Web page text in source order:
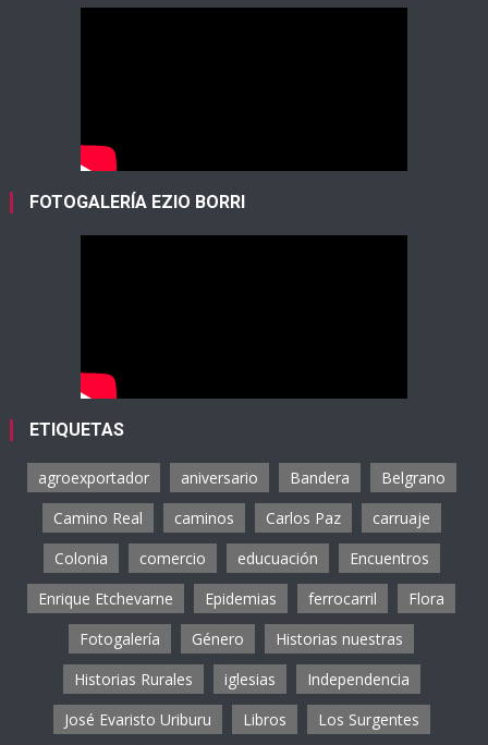
FOTOGALERÍA EZIO BORRI
ETIQUETAS
agroexportador aniversario Bandera
Belgrano
Camino Real
caminos Carlos Paz
carruaje
Colonia
comercio educuación
Encuentros
Enrique Etchevarne
Epidemias ferrocarril
Flora
Fotogalería
Género
Historias nuestras
Historias Rurales
iglesias
Independencia
José Evaristo Uriburu
Libros
Los Surgentes